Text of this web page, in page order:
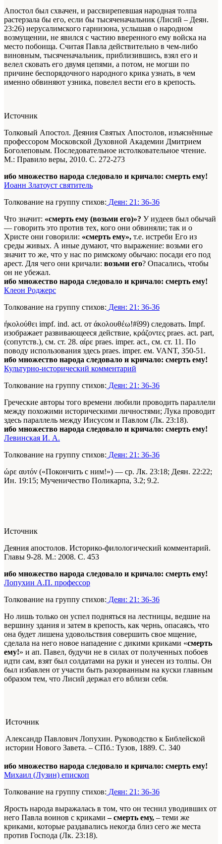
Апостол был схвачен, и рассвирепевшая народная толпа
растерзала бы его, если бы тысяченачальник (Лисий – Деян.
23:26) иерусалимского гарнизона, услышав о народном
возмущении, не явился с частию вверенного ему войска на
место побоища. Считая Павла действительно в чем-либо
виновным, тысяченачальник, приблизившись, взял его и
велел сковать его двумя цепями, а потом, не могши по
причине беспорядочного народного крика узнать, в чем
именно обвиняют узника, повелел вести его в крепость.
Источник
Толковый Апостол. Деяния Святых Апостолов, изъяснённые
профессором Московской Духовной Академии Дмитрием
Боголеповым. Последовательное истолковательное чтение.
М.: Правило веры, 2010. С. 272-273
ибо множество народа следовало и кричало: смерть ему!
Иоанн Златоуст святитель
Толкование на группу стихов: Деян: 21: 36-36
Что значит: «смерть ему (возьми его)»? У иудеев был обычай
— говорить это против тех, кого они обвиняли; так и о
Христе они гово­рили: «смерть ему», т.е. истреби Его из
среды живых. А иные думают, что выражение: возьми его
значит то же, что у нас по римскому обычаю: посади его под
арест. Для чего они кричали: возьми его? Опасались, чтобы
он не убежал.
ибо множество народа следовало и кричало: смерть ему!
Клеон Роджерс
Толкование на группу стихов: Деян: 21: 36-36
ήκολούθει impf. ind. act. от άκολουθέω!#ί99) следовать. Impf.
изображает развивающееся действие, κράζοντες praes. act. part,
(сопутств.), см. ст. 28. αίρε praes. imper. act., см. ст. 11. По
поводу использования здесь praes. imper. ем. VANT, 350-51.
ибо множество народа следовало и кричало: смерть ему!
Культурно-исторический комментарий
Толкование на группу стихов: Деян: 21: 36-36
Греческие авторы того времени любили проводить параллели
между похожими историческими личностями; Лука проводит
здесь параллель между Иисусом и Павлом (Лк. 23:18).
ибо множество народа следовало и кричало: смерть ему!
Левинская И. А.
Толкование на группу стихов: Деян: 21: 36-36
ώρε αυτόν («Покончить с ним!») — ср. Лк. 23:18; Деян. 22:22;
Ин. 19:15; Мученичество Поликарпа, 3.2; 9.2.
Источник
Деяния апостолов. Историко-филологический комментарий.
Главы 9-28. М.: 2008. С. 453
ибо множество народа следовало и кричало: смерть ему!
Лопухин А.П. профессор
Толкование на группу стихов: Деян: 21: 36-36
Но лишь только он успел подняться на лестницы, ведшие на
вершину здания и затем в крепость, как чернь, опасаясь, что
она будет лишена удовольствия совершить свое мщение,
сделала на него новое нападение с дикими криками «смерть
ему!» и ап. Павел, будучи не в силах от полученных побоев
идти сам, взят был солдатами на руки и унесен из толпы. Он
был избавлен от участи быть разорванным на куски главным
образом тем, что Лисий держал его вблизи себя.
Источник
Александр Павлович Лопухин. Руководство к Библейской
истории Нового Завета. – СПб.: Тузов, 1889. С. 340
ибо множество народа следовало и кричало: смерть ему!
Михаил (Лузин) епископ
Толкование на группу стихов: Деян: 21: 36-36
Ярость народа выражалась в том, что он теснил уводивших от
него Павла воинов с криками– смерть ему, – теми же
криками, которые раздавались некогда близ сего же места
против Господа (Лк. 23:18).